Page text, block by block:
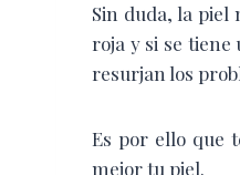
Sin duda, la piel
roja y si se
resurjan los
Es por ello que
mejor tu piel.